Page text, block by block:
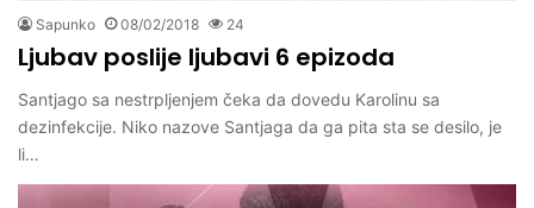
Sapunko 08/02/2018 24
Ljubav poslije ljubavi 6 epizoda
Santjago sa nestrpljenjem čeka da dovedu Karolinu sa
dezinfekcije. Niko nazove Santjaga da ga pita sta se desilo, je
li…